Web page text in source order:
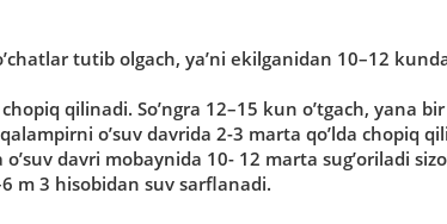
tutib olgach, yaʼni ekilganidan 10–12
qilinadi. Soʼngra 12–15 kun oʼtgach, yana
oʼsuv davrida 2-3 marta qoʼlda chopiq
davri mobaynida 10- 12 marta sugʼoriladi
m 3 hisobidan suv sarflanadi.